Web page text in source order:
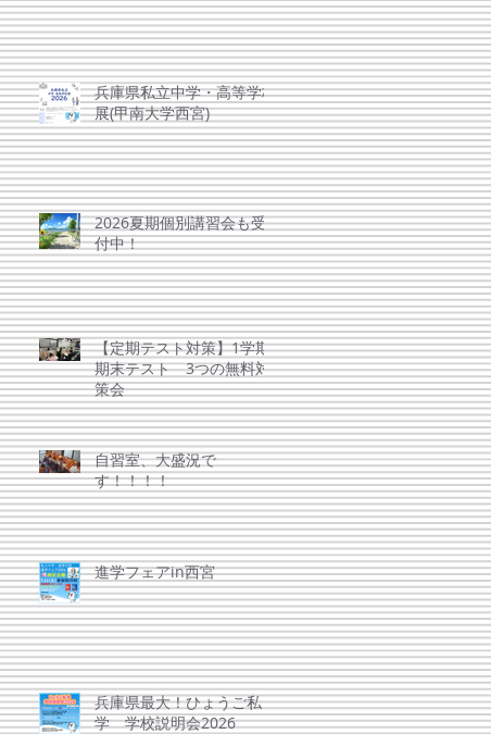
兵庫県私立中学・高等学校
展(甲南大学西宮)
2026夏期個別講習会も受
付中！
【定期テスト対策】1学期
期末テスト 3つの無料対
策会
自習室、大盛況で
す！！！！
進学フェアin西宮
兵庫県最大！ひょうご私
学 学校説明会2026